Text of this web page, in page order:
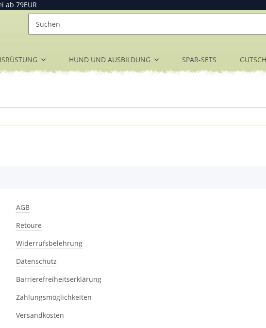
ab 79EUR
HUND UND AUSBILDUNG SPAR-SETS
AGB
Retoure
Widerrufsbelehrung
Datenschutz
Barrierefreiheitserklärung
Zahlungsmöglichkeiten
Versandkosten